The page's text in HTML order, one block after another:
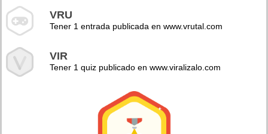
VRU
Tener 1 entrada publicada en www.vrutal.com
VIR
Tener 1 quiz publicado en www.viralizalo.com